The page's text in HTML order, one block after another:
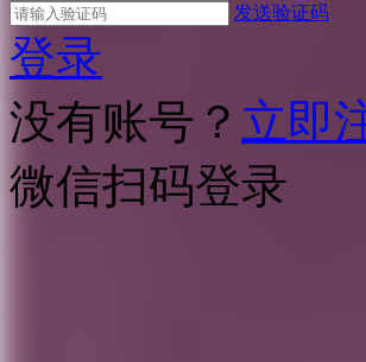
发送验证码
登录
没有账号？ 立即
微信扫码登录